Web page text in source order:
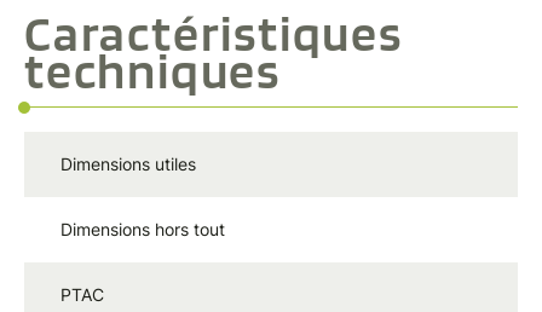
Caractéristiques
techniques
Dimensions utiles
Dimensions hors tout
PTAC